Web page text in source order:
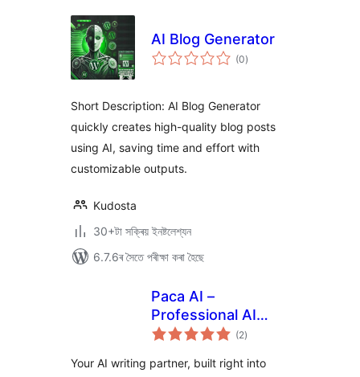
AI Blog Generator
(0টা
মুঠ)
Short Description: AI Blog Generator
quickly creates high-quality blog posts
using AI, saving time and effort with
customizable outputs.
Kudosta
30+টা সক্ৰিয় ইনষ্টলেশ্যন
6.7.6ৰ সৈতে পৰীক্ষা কৰা হৈছে
Paca AI –
Professional AI
Content Assistant
(2টা
মুঠ)
Your AI writing partner, built right into